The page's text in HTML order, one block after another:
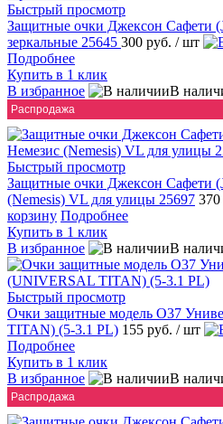
Быстрый просмотр
Защитные очки Джексон Сафети
зеркальные 25645 300 руб. / шт
Подробнее
Купить в 1 клик
В избранное
В
Распродажа
Быстрый просмотр
Защитные очки Джексон Сафети
(Nemesis) VL для улицы 25697 370
корзину Подробнее
Купить в 1 клик
В избранное
В
Быстрый просмотр
Очки защитные модель О37
TITAN) (5-3.1 PL) 155 руб. / шт
Подробнее
Купить в 1 клик
В избранное
В
Распродажа